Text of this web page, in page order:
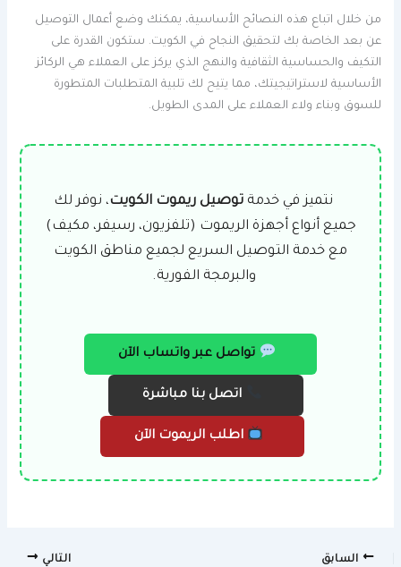
من خلال اتباع هذه النصائح الأساسية، يمكنك وضع أعمال التوصيل
عن بعد الخاصة بك لتحقيق النجاح في الكويت. ستكون القدرة على
التكيف والحساسية الثقافية والنهج الذي يركز على العملاء هي الركائز
الأساسية لاستراتيجيتك، مما يتيح لك تلبية المتطلبات المتطورة
للسوق وبناء ولاء العملاء على المدى الطويل.
نتميز في خدمة توصيل ريموت الكويت، نوفر لك
جميع أنواع أجهزة الريموت (تلفزيون، رسيفر، مكيف)
مع خدمة التوصيل السريع لجميع مناطق الكويت
والبرمجة الفورية.
تواصل عبر واتساب الآن
اتصل بنا مباشرة
اطلب الريموت الآن
السابق التالي